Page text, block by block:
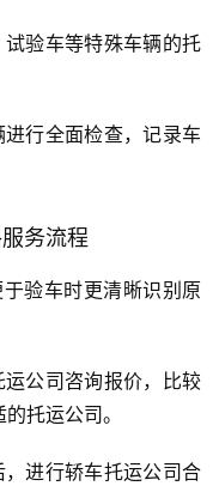
验车等特殊车辆的托
行全面检查，记录车
务流程
验车时更清晰识别原
公司咨询报价，比较
托运公司。
进行轿车托运公司合